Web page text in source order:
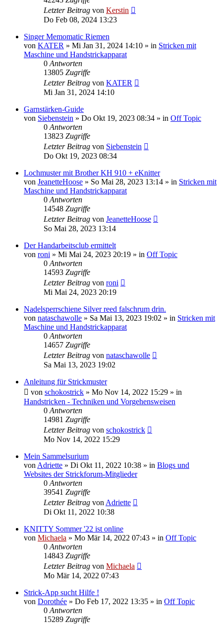
Letzter Beitrag von Kerstin
Do Feb 08, 2024 13:23
Singer Memomatic Riemen
von KATER » Mi Jan 31, 2024 14:10 » in Stricken mit
Maschine und Handstrickapparat
0 Antworten
13805 Zugriffe
Letzter Beitrag von KATER
Mi Jan 31, 2024 14:10
Garnstärken-Guide
von Siebenstein » Do Okt 19, 2023 08:34 » in Off Topic
0 Antworten
13823 Zugriffe
Letzter Beitrag von Siebenstein
Do Okt 19, 2023 08:34
Lochmuster mit Brother KH 910 + eKnitter
von JeanetteHoose » So Mai 28, 2023 13:14 » in Stricken mit
Maschine und Handstrickapparat
0 Antworten
14548 Zugriffe
Letzter Beitrag von JeanetteHoose
So Mai 28, 2023 13:14
Der Handarbeitsclub ermittelt
von roni » Mi Mai 24, 2023 20:19 » in Off Topic
0 Antworten
14593 Zugriffe
Letzter Beitrag von roni
Mi Mai 24, 2023 20:19
Nadelsperrschiene Silver reed falschrum drin.
von nataschawolle » Sa Mai 13, 2023 19:02 » in Stricken mit
Maschine und Handstrickapparat
0 Antworten
14657 Zugriffe
Letzter Beitrag von nataschawolle
Sa Mai 13, 2023 19:02
Anleitung für Strickmuster
von schokostrick » Mo Nov 14, 2022 15:29 » in
Handstricken - Techniken und Vorgehensweisen
0 Antworten
14981 Zugriffe
Letzter Beitrag von schokostrick
Mo Nov 14, 2022 15:29
Mein Sammelsurium
von Adriette » Di Okt 11, 2022 10:38 » in Blogs und
Websites der Strickforum-Mitglieder
0 Antworten
39541 Zugriffe
Letzter Beitrag von Adriette
Di Okt 11, 2022 10:38
KNITTY Sommer '22 ist online
von Michaela » Mo Mär 14, 2022 07:43 » in Off Topic
0 Antworten
14843 Zugriffe
Letzter Beitrag von Michaela
Mo Mär 14, 2022 07:43
Strick-App sucht Hilfe !
von Dorothée » Do Feb 17, 2022 13:35 » in Off Topic
0 Antworten
15289 Zugriffe